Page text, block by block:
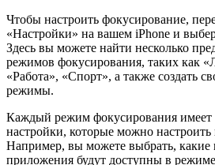
Чтобы настроить фокусирование,
«Настройки» на вашем iPhone и
Здесь вы можете найти несколько
режимов фокусирования, таких как
«Работа», «Спорт», а также создать
режимы.
Каждый режим фокусирования имеет
настройки, которые можно
Например, вы можете выбрать, какие
приложения будут доступны в